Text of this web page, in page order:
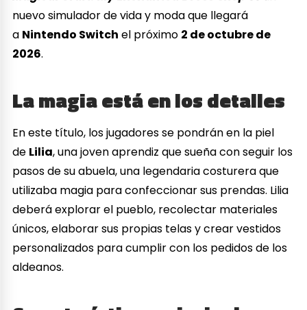
nuevo simulador de vida y moda que llegará
a Nintendo Switch el próximo 2 de octubre de
2026.
La magia está en los detalles
En este título, los jugadores se pondrán en la piel
de Lilia, una joven aprendiz que sueña con seguir los
pasos de su abuela, una legendaria costurera que
utilizaba magia para confeccionar sus prendas. Lilia
deberá explorar el pueblo, recolectar materiales
únicos, elaborar sus propias telas y crear vestidos
personalizados para cumplir con los pedidos de los
aldeanos.